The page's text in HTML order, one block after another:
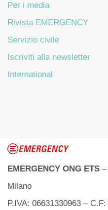
Per i media
Rivista EMERGENCY
Servizio civile
Iscriviti alla newsletter
International
EMERGENCY ONG ETS
Milano
P.IVA: 06631330963 –